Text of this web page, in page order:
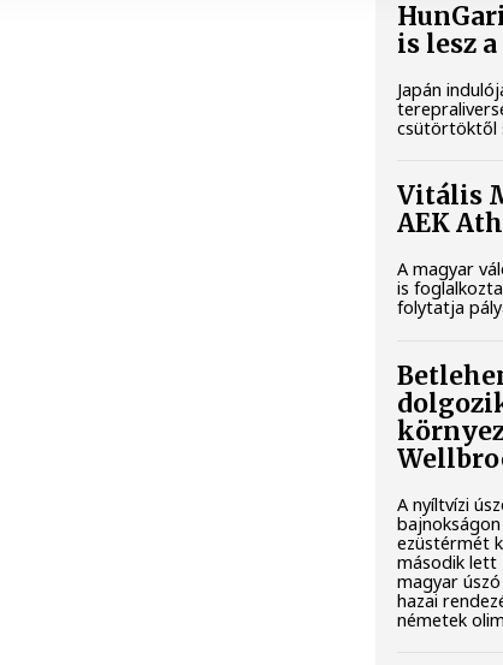
is lesz
Japán
csütörtöktől
Vitális
AEK
A magyar
is
folytatja
A nyíltvízi
ezüstérmét
második lett
magyar
hazai
németek